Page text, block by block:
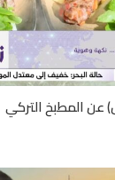
عن المطبخ التركي